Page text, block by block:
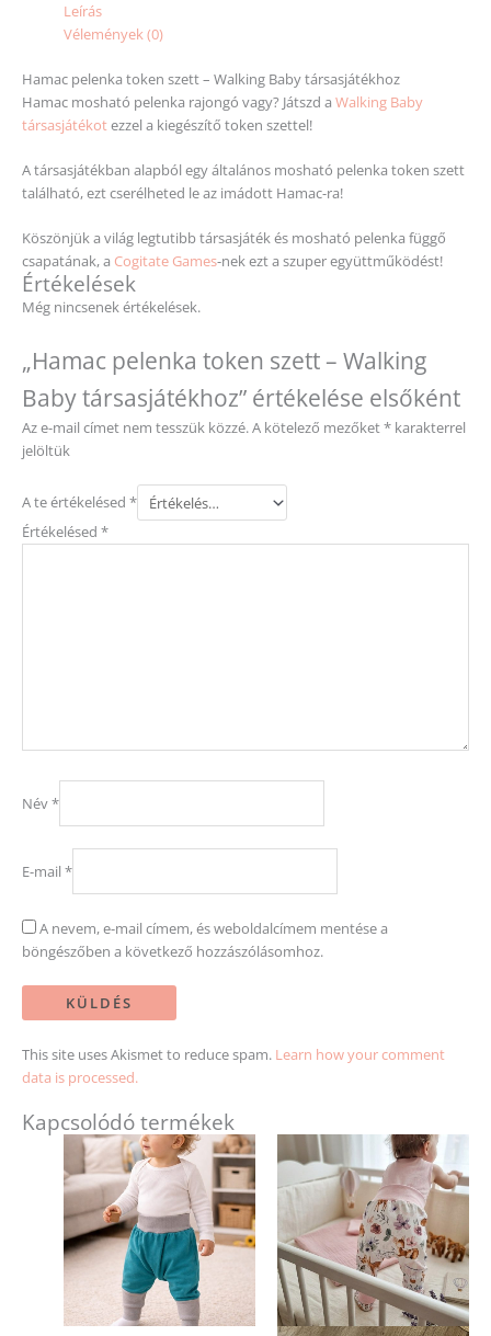
Leírás
Vélemények (0)
Hamac pelenka token szett – Walking Baby társasjátékhoz
Hamac mosható pelenka rajongó vagy? Játszd a Walking Baby
társasjátékotezzel a kiegészítő token szettel!
A társasjátékban alapból egy általános mosható pelenka token szett
található, ezt cserélheted le az imádott Hamac-ra!
Köszönjük a világ legtutibb társasjáték és mosható pelenka függő
csapatának, a Cogitate Games-nek ezt a szuper együttműködést!
Értékelések
Még nincsenek értékelések.
„Hamac pelenka token szett – Walking
Baby társasjátékhoz” értékelése elsőként
Az e-mail címet nem tesszük közzé.A kötelező mezőket* karakterrel
jelöltük
A te értékelésed *
Értékelésed *
Név*
E-mail *
A nevem, e-mail címem, és weboldalcímem mentése a
böngészőben a következő hozzászólásomhoz.
This site uses Akismet to reduce spam. Learn how your comment
data is processed.
Kapcsolódó termékek
Ennek
terméknek
több
variációja
van.
változatok
a
Ennek
a
terméknek
több
variációja
van.
A
változatok
a